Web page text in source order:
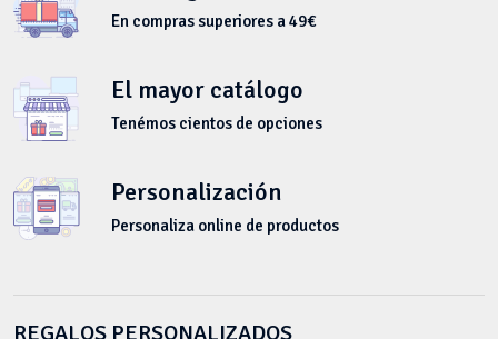
En compras superiores a 49€
El mayor catálogo
Tenémos cientos de opciones
Personalización
Personaliza online de productos
REGALOS PERSONALIZADOS